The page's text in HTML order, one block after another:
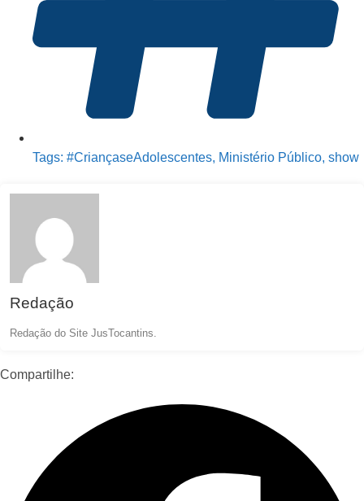
Tags: #CriançaseAdolescentes, Ministério Público, show
Redação
Redação do Site JusTocantins.
Compartilhe: